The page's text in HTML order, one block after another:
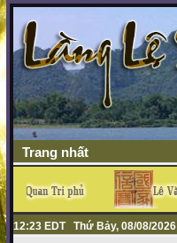
Trang nhất
12:23 EDT Thứ Bảy, 08/08/2026